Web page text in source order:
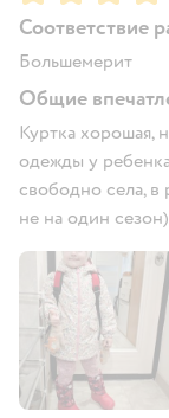
Соответствие
Большемерит
Общие
Куртка хорошая,
одежды у
свободно села, в
не на один сезон)